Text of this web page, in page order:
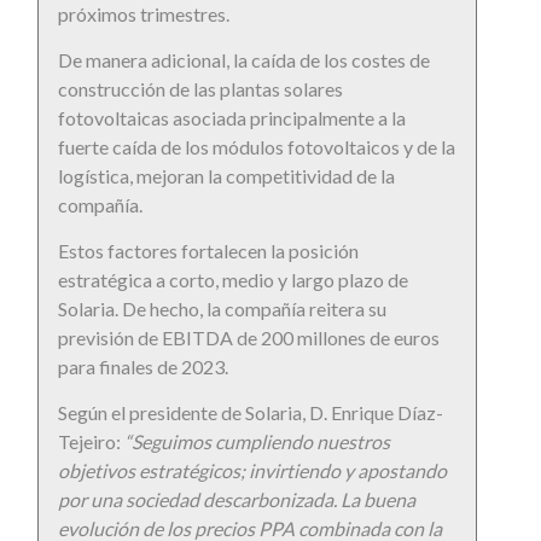
próximos trimestres.
De manera adicional, la caída de los costes de
construcción de las plantas solares
fotovoltaicas asociada principalmente a la
fuerte caída de los módulos fotovoltaicos y de la
logística, mejoran la competitividad de la
compañía.
Estos factores fortalecen la posición
estratégica a corto, medio y largo plazo de
Solaria. De hecho, la compañía reitera su
previsión de EBITDA de 200 millones de euros
para finales de 2023.
Según el presidente de Solaria, D. Enrique Díaz-
Tejeiro: “Seguimos cumpliendo nuestros
objetivos estratégicos; invirtiendo y apostando
por una sociedad descarbonizada. La buena
evolución de los precios PPA combinada con la